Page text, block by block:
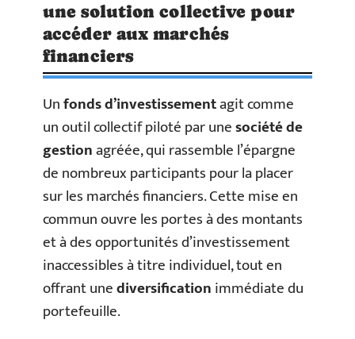
une solution collective pour
accéder aux marchés
financiers
Unfonds d’investissementagit comme
un outil collectif piloté par unesociété de
gestionagréée, qui rassemble l’épargne
de nombreux participants pour la placer
sur les marchés financiers. Cette mise en
commun ouvre les portes à des montants
et à des opportunités d’investissement
inaccessibles à titre individuel, tout en
offrant unediversificationimmédiate du
portefeuille.